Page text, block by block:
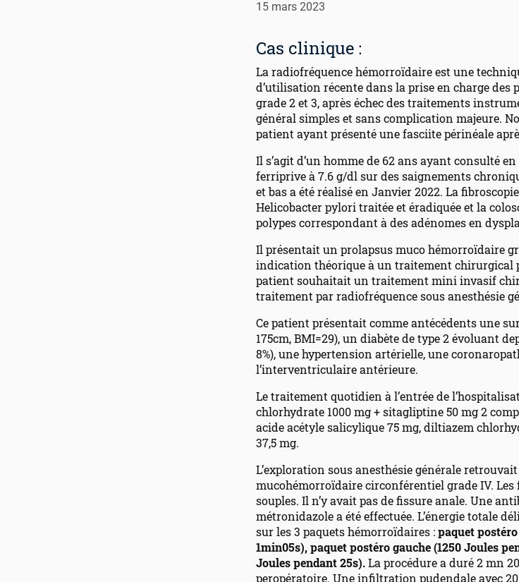
15 mars 2023
Cas clinique :
La radiofréquence hémorroïdaire est une
d’utilisation récente dans la prise en charge
grade 2 et 3, après échec des traitements
général simples et sans complication majeure.
patient ayant présenté une fasciite périnéale
Il s’agit d’un homme de 62 ans ayant consulté
ferriprive à 7.6 g/dl sur des saignements
et bas a été réalisé en Janvier 2022. La
Helicobacter pylori traitée et éradiquée et la
polypes correspondant à des adénomes en
Il présentait un prolapsus muco hémorroïdaire
indication théorique à un traitement chirurgical
patient souhaitait un traitement mini invasif
traitement par radiofréquence sous anesthésie
Ce patient présentait comme antécédents une
175cm, BMI=29), un diabète de type 2 évoluant
8%), une hypertension artérielle, une
l’interventriculaire antérieure.
Le traitement quotidien à l’entrée de
chlorhydrate 1000 mg + sitagliptine 50 mg 2
acide acétyle salicylique 75 mg, diltiazem
37,5 mg.
L’exploration sous anesthésie générale
mucohémorroïdaire circonférentiel grade IV. Les
souples. Il n’y avait pas de fissure anale. Une
métronidazole a été effectuée. L’énergie totale
sur les 3 paquets hémorroïdaires :paquet
1min05s), paquet postéro gauche (1250 Joules
Joules pendant 25s).La procédure a duré 2 mn
peropératoire. Une infiltration pudendale avec